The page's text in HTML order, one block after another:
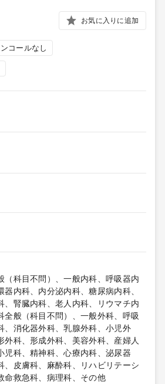
お気に入りに追加
コールなし
（科目不問）、一般内科、呼吸器内
内科、内分泌内科、糖尿病内科、
、腎臓内科、老人内科、リウマチ内
全般（科目不問）、一般外科、呼吸
、消化器外科、乳腺外科、小児外
外科、形成外科、美容外科、産婦人
児科、精神科、心療内科、泌尿器
、皮膚科、麻酔科、リハビリテーシ
命救急科、病理科、その他